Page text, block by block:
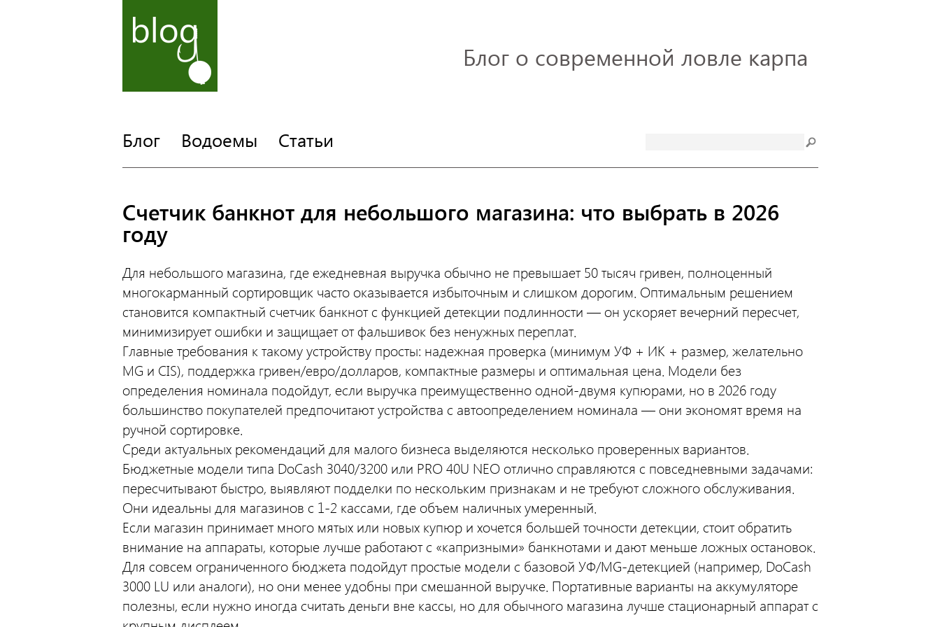
Блог о современной ловле карпа
Блог Водоемы Статьи
Счетчик банкнот для небольшого магазина: что выбрать в 2026
году
Для небольшого магазина, где ежедневная выручка обычно не превышает 50 тысяч гривен, полноценный
многокарманный сортировщик часто оказывается избыточным и слишком дорогим. Оптимальным решением
становится компактный счетчик банкнот с функцией детекции подлинности — он ускоряет вечерний пересчет,
минимизирует ошибки и защищает от фальшивок без ненужных переплат.
Главные требования к такому устройству просты: надежная проверка (минимум УФ + ИК + размер, желательно
MG и CIS), поддержка гривен/евро/долларов, компактные размеры и оптимальная цена. Модели без
определения номинала подойдут, если выручка преимущественно одной-двумя купюрами, но в 2026 году
большинство покупателей предпочитают устройства с автоопределением номинала — они экономят время на
ручной сортировке.
Среди актуальных рекомендаций для малого бизнеса выделяются несколько проверенных вариантов.
Бюджетные модели типа DoCash 3040/3200 или PRO 40U NEO отлично справляются с повседневными задачами:
пересчитывают быстро, выявляют подделки по нескольким признакам и не требуют сложного обслуживания.
Они идеальны для магазинов с 1-2 кассами, где объем наличных умеренный.
Если магазин принимает много мятых или новых купюр и хочется большей точности детекции, стоит обратить
внимание на аппараты, которые лучше работают с «капризными» банкнотами и дают меньше ложных остановок.
Для совсем ограниченного бюджета подойдут простые модели с базовой УФ/MG-детекцией (например, DoCash
3000 LU или аналоги), но они менее удобны при смешанной выручке. Портативные варианты на аккумуляторе
полезны, если нужно иногда считать деньги вне кассы, но для обычного магазина лучше стационарный аппарат с